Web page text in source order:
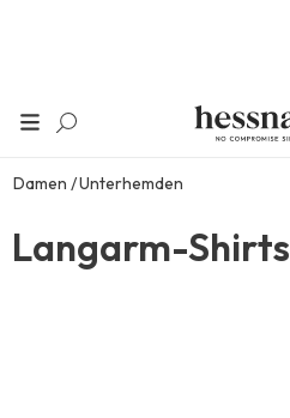
Damen Unterhemden
Langarm-Shirts